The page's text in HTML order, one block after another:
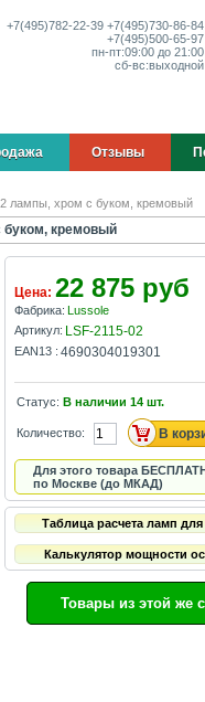
+7(495)782-22-39 +7(495)730-86-84
+7(495)500-65-97
пн-пт:09:00 до 21:00
сб-вс:выходной
Отзывы
лампы, хром с буком, кремовый
буком, кремовый
Цена: 22 875 руб
Фабрика: Lussole
Артикул: LSF-2115-02
EAN13 : 4690304019301
Статус: В наличии 14 шт.
Количество:
Для этого товара
по Москве (до МКАД)
Таблица расчета ламп
Калькулятор мощности
Товары из этой же